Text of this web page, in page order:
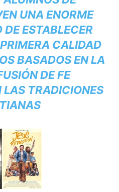
UNA ENORME
ESTABLECER
CALIDAD
BASADOS EN LA
DE FE
LAS TRADICIONES